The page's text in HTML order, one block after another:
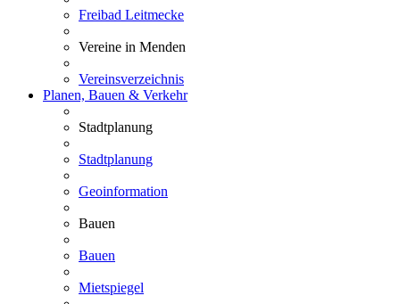
Freibad Leitmecke
Vereine in Menden
Vereinsverzeichnis
Planen, Bauen & Verkehr
Stadtplanung
Stadtplanung
Geoinformation
Bauen
Bauen
Mietspiegel